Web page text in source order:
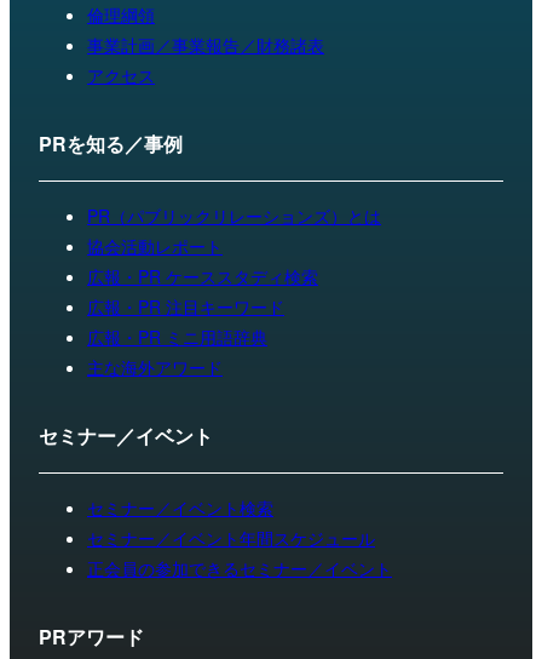
倫理綱領
事業計画／事業報告／財務諸表
アクセス
PRを知る／事例
PR（パブリックリレーションズ）とは
協会活動レポート
広報・PR ケーススタディ検索
広報・PR 注目キーワード
広報・PR ミニ用語辞典
主な海外アワード
セミナー／イベント
セミナー／イベント検索
セミナー／イベント年間スケジュール
正会員の参加できるセミナー／イベント
PRアワード